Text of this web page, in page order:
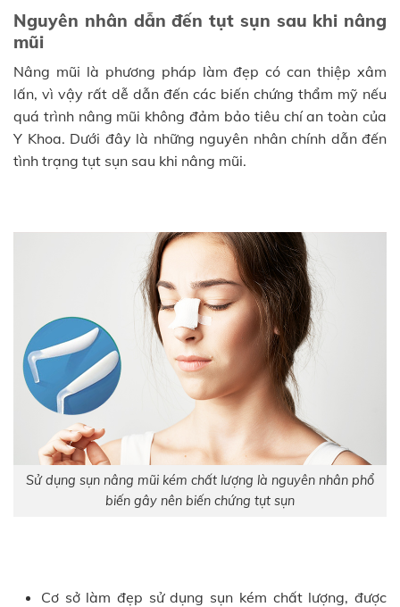
Nguyên nhân dẫn đến tụt sụn sau khi nâng
mũi
Nâng mũi là phương pháp làm đẹp có can thiệp xâm
lấn, vì vậy rất dễ dẫn đến các biến chứng thẩm mỹ nếu
quá trình nâng mũi không đảm bảo tiêu chí an toàn của
Y Khoa. Dưới đây là những nguyên nhân chính dẫn đến
tình trạng tụt sụn sau khi nâng mũi.
Sử dụng sụn nâng mũi kém chất lượng là nguyên nhân phổ
biến gây nên biến chứng tụt sụn
Cơ sở làm đẹp sử dụng sụn kém chất lượng, được